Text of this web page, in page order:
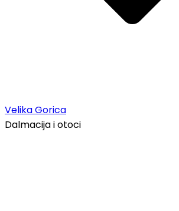
Velika Gorica
Dalmacija i otoci